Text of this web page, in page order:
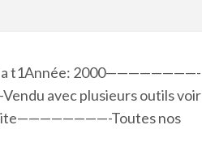
t1Année: 2000————————-
avec plusieurs outils voir
Toutes nos